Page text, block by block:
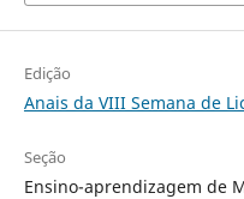
Edição
Anais da VIII Semana de
Seção
Ensino-aprendizagem de